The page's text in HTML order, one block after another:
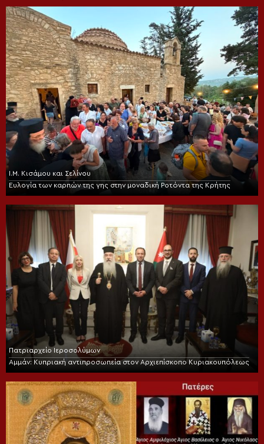
Ι.Μ. Κισάμου και Σελίνου
Ευλογία των καρπών της γης στην μοναδική Ροτόντα της Κρήτης
Πατριαρχείο Ιεροσολύμων
Αμμάν: Κυπριακή αντιπροσωπεία στον Αρχιεπίσκοπο Κυριακουπόλεως